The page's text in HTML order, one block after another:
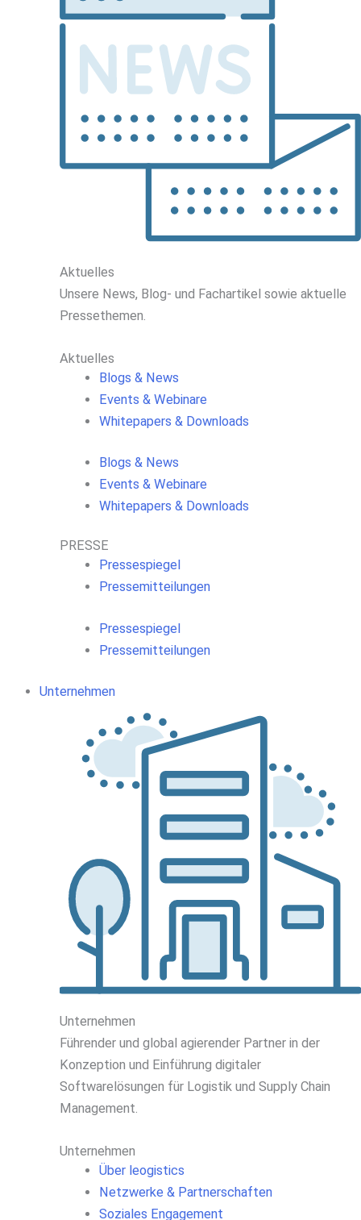
Aktuelles
Unsere News, Blog- und Fachartikel sowie aktuelle
Pressethemen.
Aktuelles
Blogs & News
Events & Webinare
Whitepapers & Downloads
Blogs & News
Events & Webinare
Whitepapers & Downloads
PRESSE
Pressespiegel
Pressemitteilungen
Pressespiegel
Pressemitteilungen
Unternehmen
Unternehmen
Führender und global agierender Partner in der
Konzeption und Einführung digitaler
Softwarelösungen für Logistik und Supply Chain
Management.
Unternehmen
Über leogistics
Netzwerke & Partnerschaften
Soziales Engagement